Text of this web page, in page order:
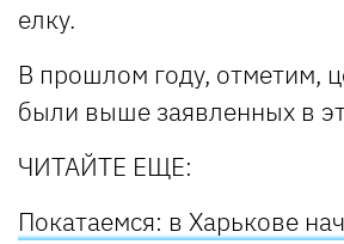
елку.
В прошлом году, отметим,
были выше заявленных в
ЧИТАЙТЕ ЕЩЕ:
Покатаемся: в Харькове